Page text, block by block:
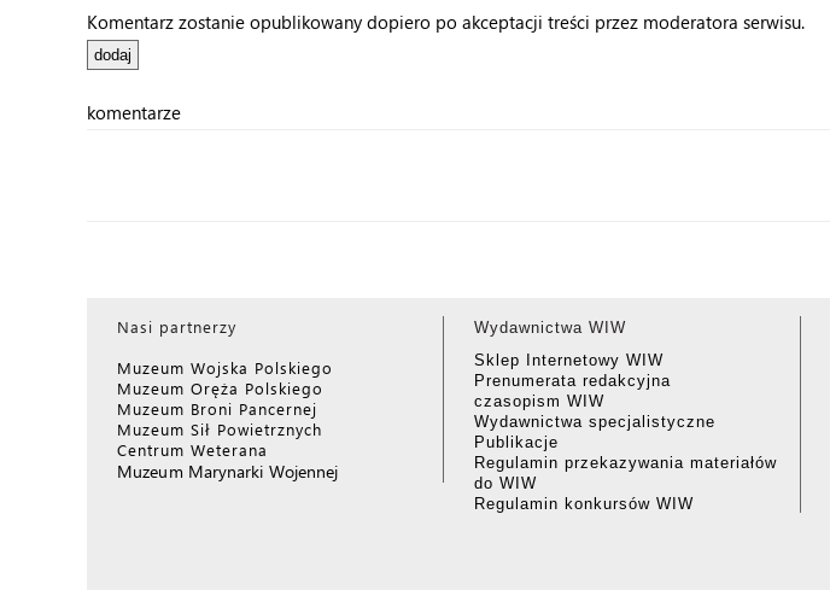
Komentarz zostanie opublikowany dopiero po akceptacji treści przez moderatora serwisu.
komentarze
Nasi partnerzy
Muzeum Wojska Polskiego
Muzeum Oręża Polskiego
Muzeum Broni Pancernej
Muzeum Sił Powietrznych
Centrum Weterana
Muzeum Marynarki Wojennej
Wydawnictwa WIW
Sklep Internetowy WIW
Prenumerata redakcyjna
czasopism WIW
Wydawnictwa specjalistyczne
Publikacje
Regulamin przekazywania materiałów
do WIW
Regulamin konkursów WIW